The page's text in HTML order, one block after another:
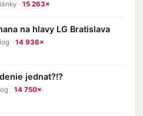
15 263×
na hlavy LG Bratislava
14 936×
jednat?!?
14 750×